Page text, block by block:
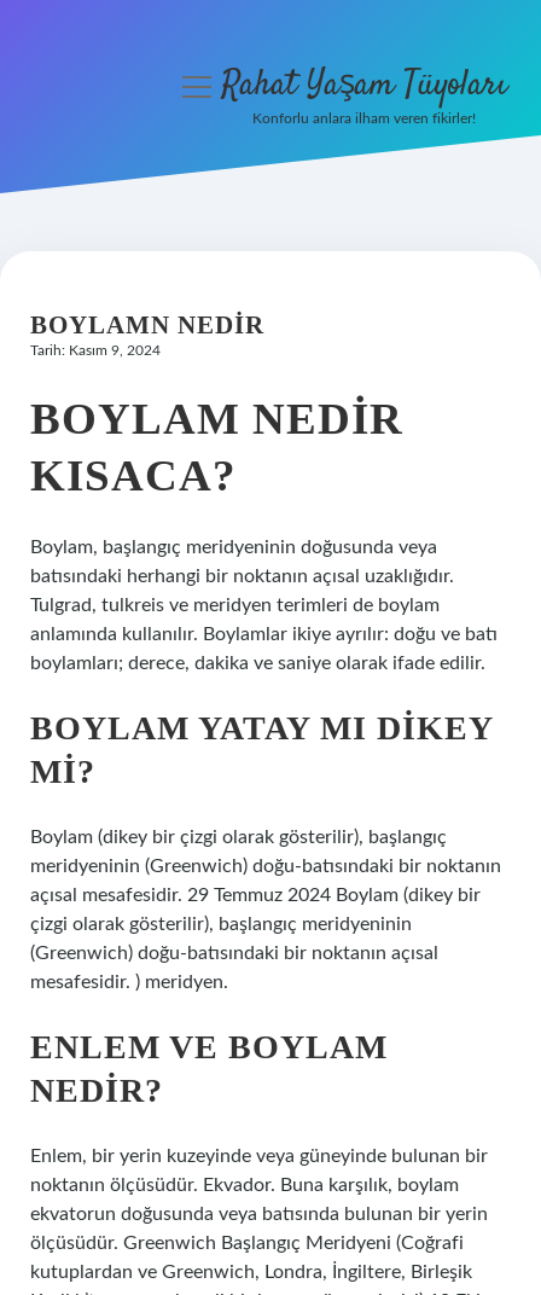
Hakkımızda
menüyüRahat Yaşam Tüyoları
Konforlu anlara ilham veren fikirler!
BOYLAMN NEDIR
Tarih: Kasım 9, 2024
BOYLAM NEDIR
KISACA?
Boylam, başlangıç ​​meridyeninin doğusunda veya
batısındaki herhangi bir noktanın açısal uzaklığıdır.
Tulgrad, tulkreis ve meridyen terimleri de boylam
anlamında kullanılır. Boylamlar ikiye ayrılır: doğu ve batı
boylamları; derece, dakika ve saniye olarak ifade edilir.
BOYLAM YATAY MI DIKEY
MI?
Boylam (dikey bir çizgi olarak gösterilir), başlangıç ​​
meridyeninin (Greenwich) doğu-batısındaki bir noktanın
açısal mesafesidir. 29 Temmuz 2024 Boylam (dikey bir
çizgi olarak gösterilir), başlangıç ​​meridyeninin
(Greenwich) doğu-batısındaki bir noktanın açısal
mesafesidir. ) meridyen.
ENLEM VE BOYLAM
NEDIR?
Enlem, bir yerin kuzeyinde veya güneyinde bulunan bir
noktanın ölçüsüdür. Ekvador. Buna karşılık, boylam
ekvatorun doğusunda veya batısında bulunan bir yerin
ölçüsüdür. Greenwich Başlangıç ​​Meridyeni (Coğrafi
kutuplardan ve Greenwich, Londra, İngiltere, Birleşik